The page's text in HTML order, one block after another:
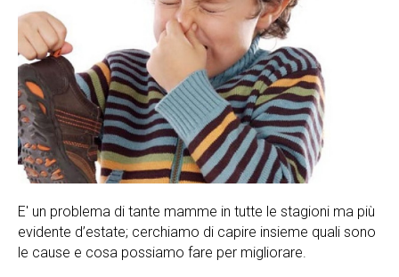
E' un problema di tante mamme in tutte le stagioni ma più
evidente d’estate; cerchiamo di capire insieme quali sono
le cause e cosa possiamo fare per migliorare.